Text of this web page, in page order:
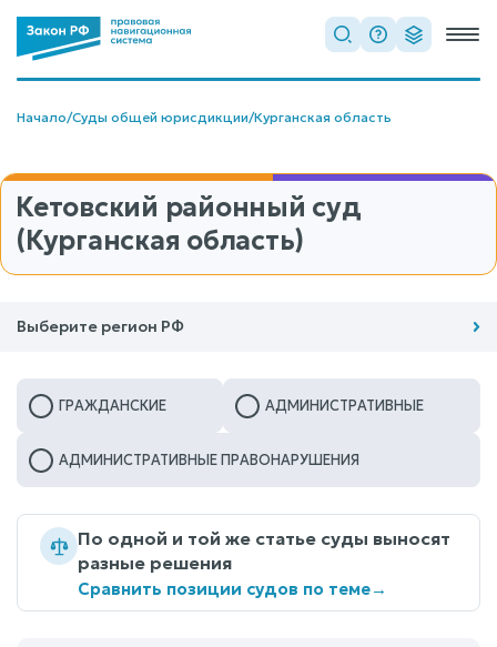
Начало/Суды общей юрисдикции/Курганская область
Кетовский районный суд
(Курганская область)
Выберите регион РФ
ГРАЖДАНСКИЕ АДМИНИСТРАТИВНЫЕ
АДМИНИСТРАТИВНЫЕ ПРАВОНАРУШЕНИЯ
По одной и той же статье суды выносят
разные решения
Сравнить позиции судов по теме→